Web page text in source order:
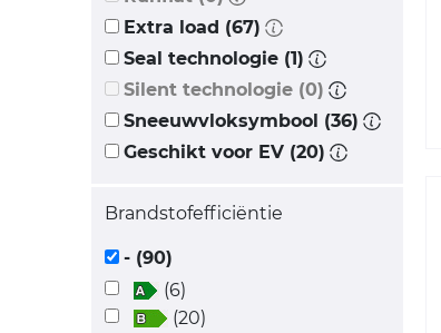
Extra load (67)
Seal technologie (1)
Silent technologie (0)
Sneeuwvloksymbool (36)
Geschikt voor EV (20)
Brandstofefficiëntie
- (90)
(6)
(20)